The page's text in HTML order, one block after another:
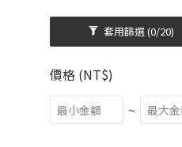
套用篩選(0/20)
價格 (NT$)
~